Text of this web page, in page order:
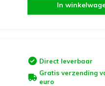
In
Direct leverbaar
Gratis verzending
euro